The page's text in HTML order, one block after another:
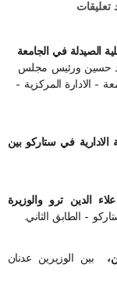
تعليقات
الصيدلة في الجامعة
حسين ورئيس مجلس
– الادارة المركزية –
الادارية في ستاركو بين
الدين ترو والوزيرة
– الطابق الثاني.
بين الوزيرين عدنان